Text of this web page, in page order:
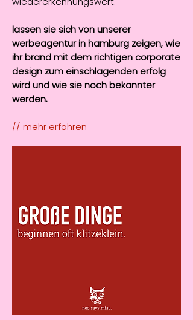
lassen sie sich von unserer
werbeagentur in hamburg zeigen, wie
ihr brand mit dem richtigen corporate
design zum einschlagenden erfolg
wird und wie sie noch bekannter
werden.
// mehr erfahren